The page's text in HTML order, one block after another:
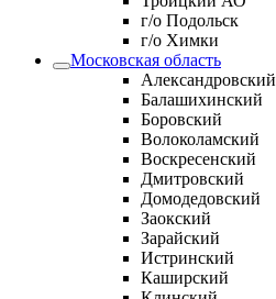
г/о Подольск
г/о Химки
Московская область
Александровский
Балашихинский
Боровский
Волоколамский
Воскресенский
Дмитровский
Домодедовский
Заокский
Зарайский
Истринский
Каширский